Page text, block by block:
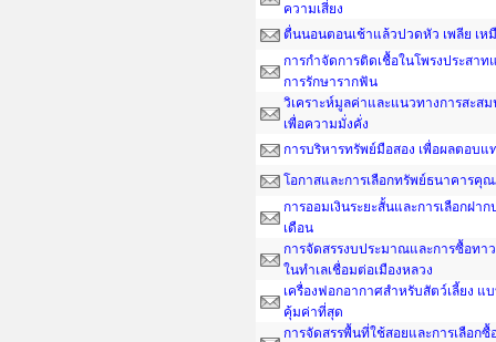
ความเสี่ยง
ตื่นนอนตอนเช้าแล้วปวดหัว เพลีย เห
การกำจัดการติดเชื้อในโพรงประสา
การรักษารากฟัน
วิเคราะห์มูลค่าและแนวทางการสะส
เพื่อความมั่งคั่ง
การบริหารทรัพย์มือสอง เพื่อผลตอบแ
โอกาสและการเลือกทรัพย์ธนาคารคุ
การออมเงินระยะสั้นและการเลือกฝาก
เดือน
การจัดสรรงบประมาณและการซื้อทา
ในทำเลเชื่อมต่อเมืองหลวง
เครื่องฟอกอากาศสำหรับสัตว์เลี้ยง แ
คุ้มค่าที่สุด
การจัดสรรพื้นที่ใช้สอยและการเลือก